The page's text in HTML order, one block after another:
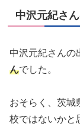
中沢元紀さ
中沢元紀さんの
んでした。
おそらく、茨城
校ではないかと